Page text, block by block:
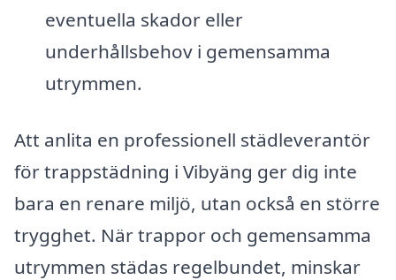
eventuella skador eller
underhållsbehov i gemensamma
utrymmen.
Att anlita en professionell städleverantör
för trappstädning i Vibyäng ger dig inte
bara en renare miljö, utan också en större
trygghet. När trappor och gemensamma
utrymmen städas regelbundet, minskar